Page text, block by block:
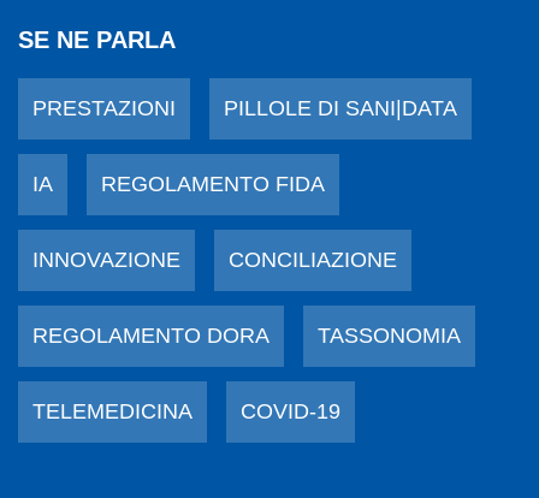
SE NE PARLA
PRESTAZIONI PILLOLE DI SANI|DATA
IA REGOLAMENTO FIDA
INNOVAZIONE CONCILIAZIONE
REGOLAMENTO DORA TASSONOMIA
TELEMEDICINA COVID-19